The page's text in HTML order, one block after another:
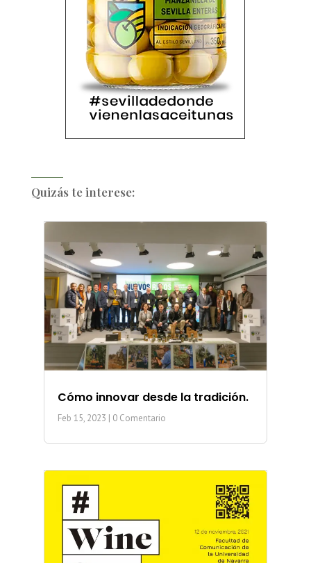
Quizás te interese:
Cómo innovar desde la tradición.
Feb 15, 2023 | 0 Comentario